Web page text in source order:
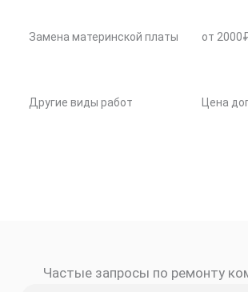
Замена материнской платы от
Другие виды работ Цена
Частые запросы по ремонту